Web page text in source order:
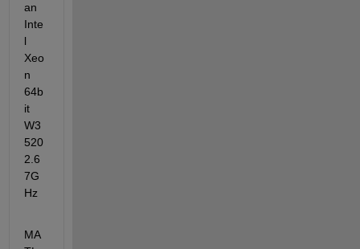
an
Inte
l
Xeo
n
64b
it
W3
520
2.6
7G
Hz
MA